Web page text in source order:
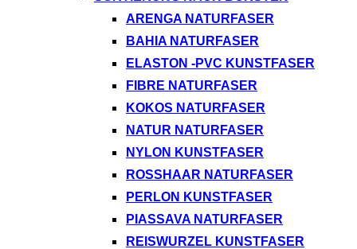
ARENGA NATURFASER
BAHIA NATURFASER
ELASTON -PVC KUNSTFASER
FIBRE NATURFASER
KOKOS NATURFASER
NATUR NATURFASER
NYLON KUNSTFASER
ROSSHAAR NATURFASER
PERLON KUNSTFASER
PIASSAVA NATURFASER
REISWURZEL KUNSTFASER